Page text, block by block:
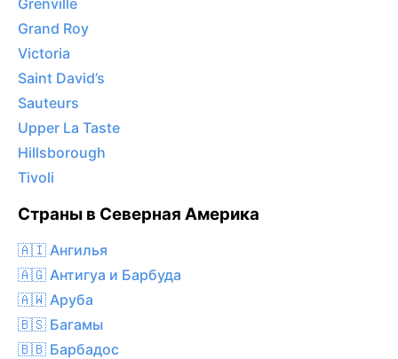
Grenville
Grand Roy
Victoria
Saint David’s
Sauteurs
Upper La Taste
Hillsborough
Tivoli
Страны в Северная Америка
🇦🇮 Ангилья
🇦🇬 Антигуа и Барбуда
🇦🇼 Аруба
🇧🇸 Багамы
🇧🇧 Барбадос